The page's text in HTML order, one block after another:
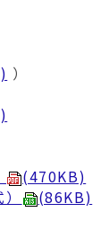
）
(470KB)
(86KB)